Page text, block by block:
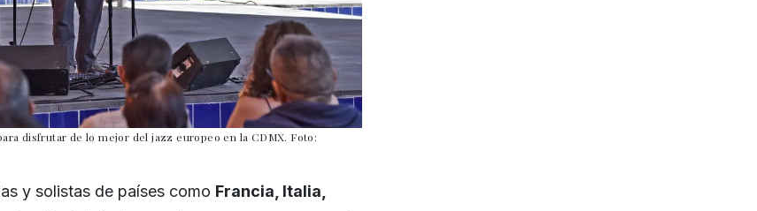
disfrutar de lo mejor del jazz europeo en la CDMX. Foto:
y solistas de países como Francia, Italia,